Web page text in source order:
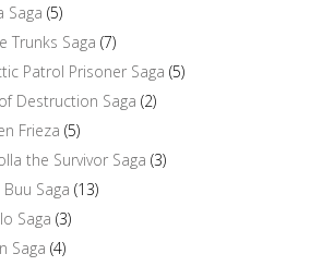
Saga (5)
Trunks Saga (7)
Patrol Prisoner Saga (5)
Destruction Saga (2)
Frieza (5)
the Survivor Saga (3)
Saga (13)
Saga (3)
Saga (4)